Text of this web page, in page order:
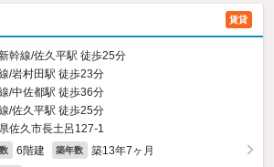
賃貸
幹線/佐久平駅 徒歩25分
/岩村田駅 徒歩23分
/中佐都駅 徒歩36分
/佐久平駅 徒歩25分
佐久市長土呂127‐1
6階建 築年数 築13年7ヶ月